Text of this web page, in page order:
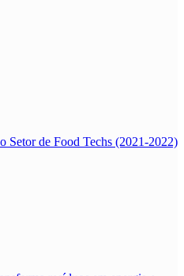
Setor de Food Techs (2021-2022)